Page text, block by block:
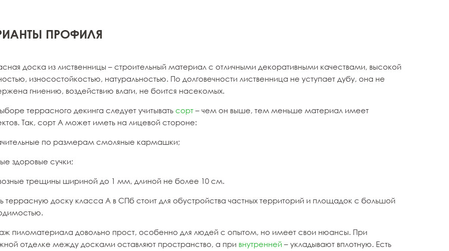
ПРОФИЛЯ
доска из лиственницы – строительный материал с отличными декоративными качествами, высокой
износостойкостью, натуральностью. По долговечности лиственница не уступает дубу, она не
гниению, воздействию влаги, не боится насекомых.
террасного декинга следует учитывать сорт – чем он выше, тем меньше материал имеет
Так, сорт А может иметь на лицевой стороне:
по размерам смоляные кармашки;
здоровые сучки;
трещины шириной до 1 мм, длиной не более 10 см.
террасную доску класса А в СПб стоит для обустройства частных территорий и площадок с большой
пиломатериала довольно прост, особенно для людей с опытом, но имеет свои нюансы. При
отделке между досками оставляют пространство, а при внутренней – укладывают вплотную. Есть